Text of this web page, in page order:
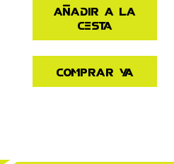
Añadir a la
cesta
Comprar ya